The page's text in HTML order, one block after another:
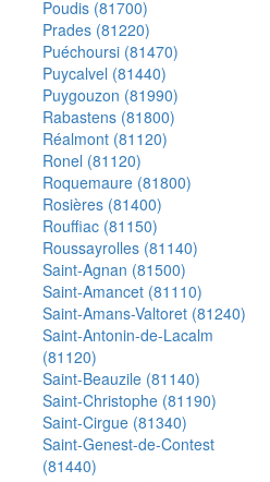
Poudis (81700)
Prades (81220)
Puéchoursi (81470)
Puycalvel (81440)
Puygouzon (81990)
Rabastens (81800)
Réalmont (81120)
Ronel (81120)
Roquemaure (81800)
Rosières (81400)
Rouffiac (81150)
Roussayrolles (81140)
Saint-Agnan (81500)
Saint-Amancet (81110)
Saint-Amans-Valtoret (81240)
Saint-Antonin-de-Lacalm
(81120)
Saint-Beauzile (81140)
Saint-Christophe (81190)
Saint-Cirgue (81340)
Saint-Genest-de-Contest
(81440)